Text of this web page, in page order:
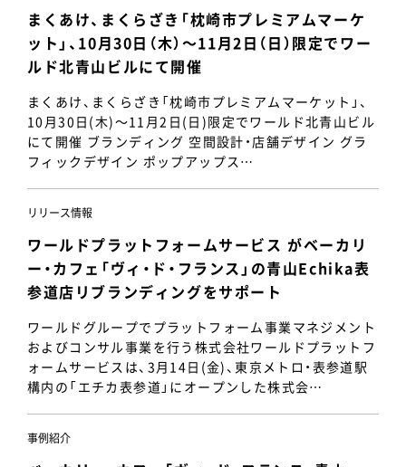
まくあけ、まくらざき「枕崎市プレミアムマーケ
ット」、10月30日（木）～11月2日（日）限定でワー
ルド北青山ビルにて開催
まくあけ、まくらざき「枕崎市プレミアムマーケット」、
10月30日(木)～11月2日(日)限定でワールド北青山ビル
にて開催 ブランディング 空間設計・店舗デザイン グラ
フィックデザイン ポップアップス…
リリース情報
ワールドプラットフォームサービス がベーカリ
ー・カフェ「ヴィ・ド・フランス」の青山Echika表
参道店リブランディングをサポート
ワールドグループでプラットフォーム事業マネジメント
およびコンサル事業を行う株式会社ワールドプラットフ
ォームサービスは、3月14日(金)、東京メトロ・表参道駅
構内の「エチカ表参道」にオープンした株式会…
事例紹介